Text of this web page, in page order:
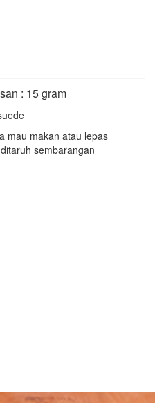
: 15 gram
mau makan atau lepas
sembarangan